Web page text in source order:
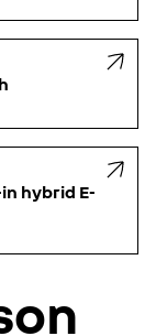
hybrid E-